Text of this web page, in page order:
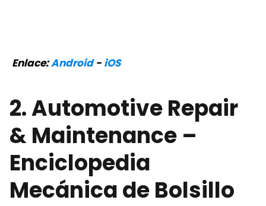
Enlace:Android- iOS
2.Automotive Repair
& Maintenance –
Enciclopedia
Mecánica de Bolsillo